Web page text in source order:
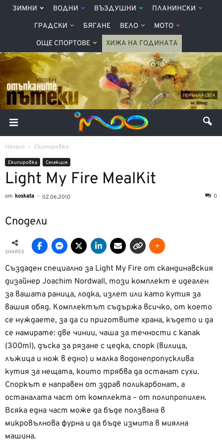
ЗИМНИ ВОДНИ ВЪЗДУШНИ ПЛАНИНСКИ
ГРАДСКИ БЯГАНЕ ВЕЛО МОТО
ОЩЕ СПОРТОВЕ ХИЖА НА ГОДИНАТА
Начало Екипировка
Екипировка Селекция
Light My Fire MealKit
от koskata - 02.06.2010 0
Сподели
SHARES
Създаден специално за Light My Fire от скандинавския
дизайнер Joachim Nordwall, този комплект е идеален
за вашата раница, лодка, излет или като кутия за
вашия обяд. Комплектът съдържа всичко, от което
се нуждаете, за да си приготвите храна, където и да
се намирате: две чинии, чаша за течности с капак
(300ml), дъска за рязане с цедка, спорк (вилица,
лъжица и нож в едно) и малка водонепропусклива
кутия за нещата, които трябва да останат сухи.
Споркът е направен от здрав поликарбонат, а
останалата част от комплекта – от полипропилен.
Всяка една част може да бъде ползвана в
микровълнова фурна и да бъде измита в миялна
машина.